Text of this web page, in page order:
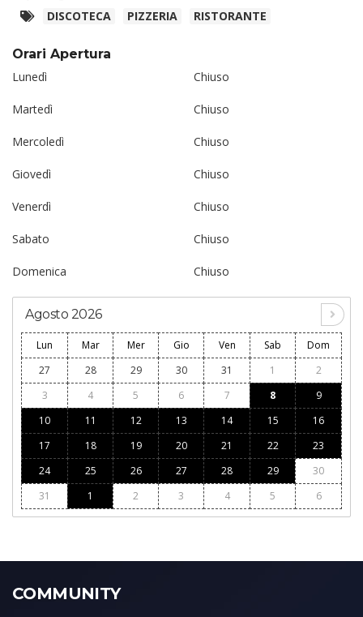
DISCOTECA
PIZZERIA RISTORANTE
Orari Apertura
Lunedì
Chiuso
Martedì Chiuso
Mercoledì Chiuso
Giovedì Chiuso
Venerdì Chiuso
Sabato Chiuso
Domenica Chiuso
Agosto 2026
Lun Mar Mer Gio Ven Sab
Dom
27
28 29 30 31 1
2
3
4 5 6 7 8
9
10
11 12 13 14 15
16
17
18 19 20 21 22
23
24
25 26 27 28 29
30
31
1 2 3 4 5 6
COMMUNITY